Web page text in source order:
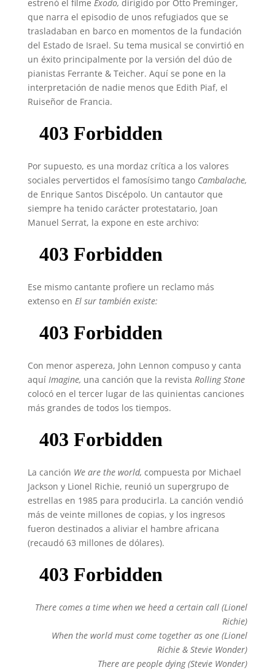
estrenó el filme Éxodo, dirigido por Otto Preminger,
que narra el episodio de unos refugiados que se
trasladaban en barco en momentos de la fundación
del Estado de Israel. Su tema musical se convirtió en
un éxito principalmente por la versión del dúo de
pianistas Ferrante & Teicher. Aquí se pone en la
interpretación de nadie menos que Edith Piaf, el
Ruiseñor de Francia.
Por supuesto, es una mordaz crítica a los valores
sociales pervertidos el famosísimo tango Cambalache,
de Enrique Santos Discépolo. Un cantautor que
siempre ha tenido carácter protestatario, Joan
Manuel Serrat, la expone en este archivo:
Ese mismo cantante profiere un reclamo más
extenso en El sur también existe:
Con menor aspereza, John Lennon compuso y canta
aquí Imagine, una canción que la revista Rolling Stone
colocó en el tercer lugar de las quinientas canciones
más grandes de todos los tiempos.
La canción We are the world, compuesta por Michael
Jackson y Lionel Richie, reunió un supergrupo de
estrellas en 1985 para producirla. La canción vendió
más de veinte millones de copias, y los ingresos
fueron destinados a aliviar el hambre africana
(recaudó 63 millones de dólares).
There comes a time when we heed a certain call (Lionel
Richie)
When the world must come together as one (Lionel
Richie & Stevie Wonder)
There are people dying (Stevie Wonder)